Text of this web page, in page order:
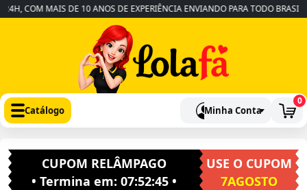
COM MAIS DE 10 ANOS DE EXPERIÊNCIA ENVIANDO PARA TODO BRASIL
Catálogo Minha Conta
0
CUPOM RELÂMPAGO
• Termina em: 07:52:44•
USE O CUPOM
7AGOSTO